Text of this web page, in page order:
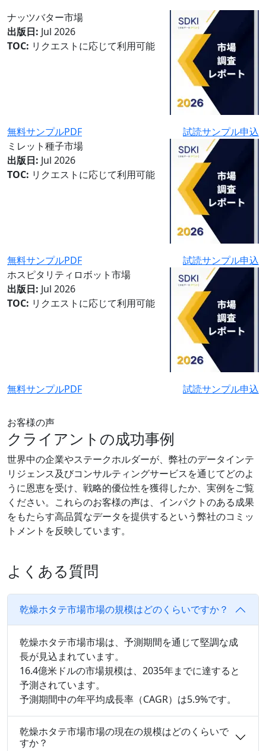
ナッツバター市場
出版日: Jul 2026
TOC: リクエストに応じて利用可能
無料サンプルPDF
試読サンプル申込
ミレット種子市場
出版日: Jul 2026
TOC: リクエストに応じて利用可能
無料サンプルPDF
試読サンプル申込
ホスピタリティロボット市場
出版日: Jul 2026
TOC: リクエストに応じて利用可能
無料サンプルPDF 試読サンプル申込
お客様の声
クライアントの成功事例
世界中の企業やステークホルダーが、弊社のデータインテ
リジェンス及びコンサルティングサービスを通じてどのよ
うに恩恵を受け、戦略的優位性を獲得したか、実例をご覧
ください。これらのお客様の声は、インパクトのある成果
をもたらす高品質なデータを提供するという弊社のコミッ
トメントを反映しています。
よくある質問
乾燥ホタテ市場市場の規模はどのくらいですか？
乾燥ホタテ市場市場は、予測期間を通じて堅調な成
長が見込まれています。
16.4億米ドルの市場規模は、2035年までに達すると
予測されています。
予測期間中の年平均成長率（CAGR）は5.9%です。
乾燥ホタテ市場市場の現在の規模はどのくらいで
すか？